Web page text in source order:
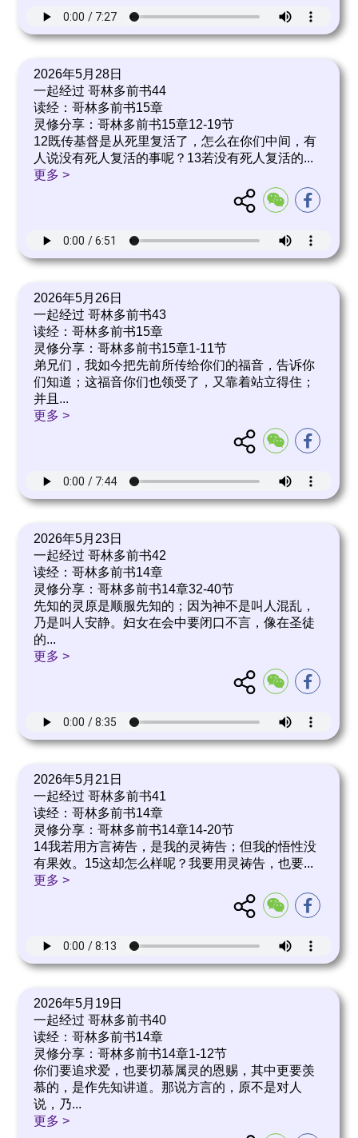
2026年5月28日
一起经过 哥林多前书44
读经：哥林多前书15章
灵修分享：哥林多前书15章12-19节
12既传基督是从死里复活了，怎么在你们中间，有
人说没有死人复活的事呢？13若没有死人复活的...
更多 >
2026年5月26日
一起经过 哥林多前书43
读经：哥林多前书15章
灵修分享：哥林多前书15章1-11节
弟兄们，我如今把先前所传给你们的福音，告诉你
们知道；这福音你们也领受了，又靠着站立得住；
并且 ...
更多 >
2026年5月23日
一起经过 哥林多前书42
读经：哥林多前书14章
灵修分享：哥林多前书14章32-40节
先知的灵原是顺服先知的；因为神不是叫人混乱，
乃是叫人安静。妇女在会中要闭口不言，像在圣徒
的...
更多 >
2026年5月21日
一起经过 哥林多前书41
读经：哥林多前书14章
灵修分享：哥林多前书14章14-20节
14我若用方言祷告，是我的灵祷告；但我的悟性没
有果效。15这却怎么样呢？我要用灵祷告，也要...
更多 >
2026年5月19日
一起经过 哥林多前书40
读经：哥林多前书14章
灵修分享：哥林多前书14章1-12节
你们要追求爱，也要切慕属灵的恩赐，其中更要羡
慕的，是作先知讲道。那说方言的，原不是对人
说，乃...
更多 >